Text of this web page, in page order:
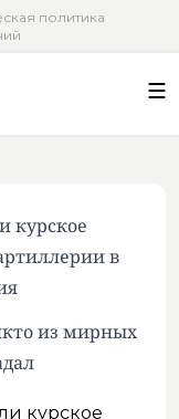
политика
курское
в
из мирных